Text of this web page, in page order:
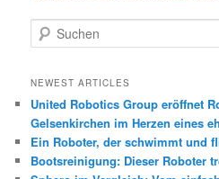
u
h
n
NEWEST ARTICLES
United Robotics Group eröffnet
Gelsenkirchen im Herzen eines
Ein Roboter, der schwimmt und
Bootsreinigung: Dieser Roboter